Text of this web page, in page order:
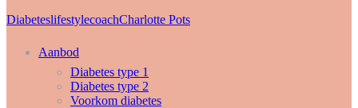
DiabeteslifestylecoachCharlotte Pots
Aanbod
Diabetes type 1
Diabetes type 2
Voorkom diabetes